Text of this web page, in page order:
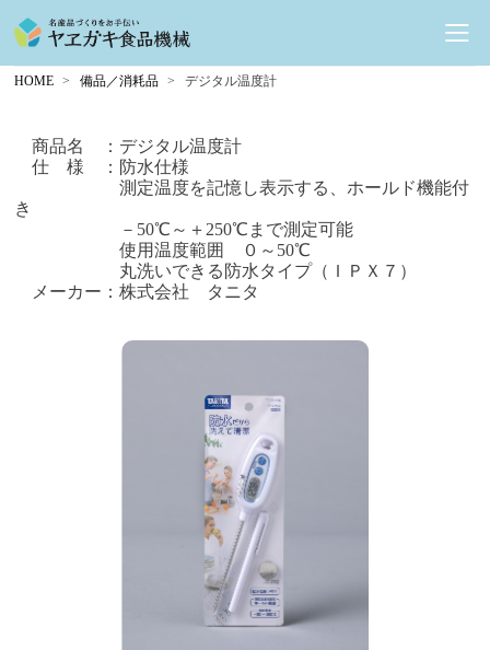
HOME 備品／消耗品 デジタル温度計
商品名 ：デジタル温度計
仕 様 ：防水仕様
測定温度を記憶し表示する、ホールド機能付
き
－50℃～＋250℃まで測定可能
使用温度範囲 ０～50℃
丸洗いできる防水タイプ（ ＩＰＸ７）
メーカー：株式会社 タニタ